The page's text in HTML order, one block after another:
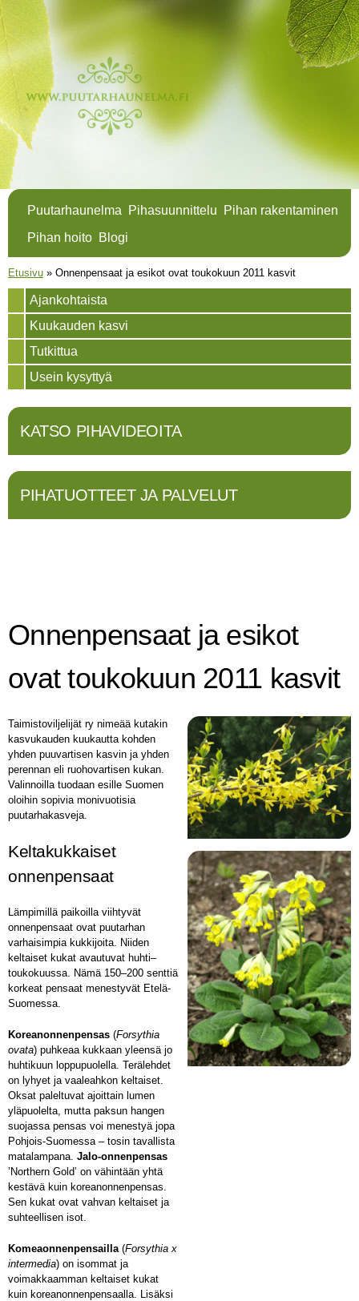
Puutarhaunelma Pihasuunnittelu
Pihan rakentaminen
Pihan hoito Blogi
Olet täällä
Etusivu » Onnenpensaat ja esikot ovat toukokuun 2011 kasvit
Ajankohtaista
Kuukauden kasvi
Tutkittua
Usein kysyttyä
KATSO PIHAVIDEOITA
PIHATUOTTEET JA PALVELUT
Onnenpensaat ja esikot
ovat toukokuun 2011 kasvit
Taimistoviljelijät ry nimeää kutakin
kasvukauden kuukautta kohden
yhden puuvartisen kasvin ja yhden
perennan eli ruohovartisen kukan.
Valinnoilla tuodaan esille Suomen
oloihin sopivia monivuotisia
puutarhakasveja.
Keltakukkaiset
onnenpensaat
Lämpimillä paikoilla viihtyvät
onnenpensaat ovat puutarhan
varhaisimpia kukkijoita. Niiden
keltaiset kukat avautuvat huhti–
toukokuussa. Nämä 150–200 senttiä
korkeat pensaat menestyvät Etelä-
Suomessa.
Koreanonnenpensas (Forsythia
ovata) puhkeaa kukkaan yleensä jo
huhtikuun loppupuolella. Terälehdet
on lyhyet ja vaaleahkon keltaiset.
Oksat paleltuvat ajoittain lumen
yläpuolelta, mutta paksun hangen
suojassa pensas voi menestyä jopa
Pohjois-Suomessa – tosin tavallista
matalampana. Jalo-onnenpensas
’Northern Gold’ on vähintään yhtä
kestävä kuin koreanonnenpensas.
Sen kukat ovat vahvan keltaiset ja
suhteellisen isot.
Komeaonnenpensailla(Forsythia x
intermedia) on isommat ja
voimakkaamman keltaiset kukat
kuin koreanonnenpensaalla. Lisäksi